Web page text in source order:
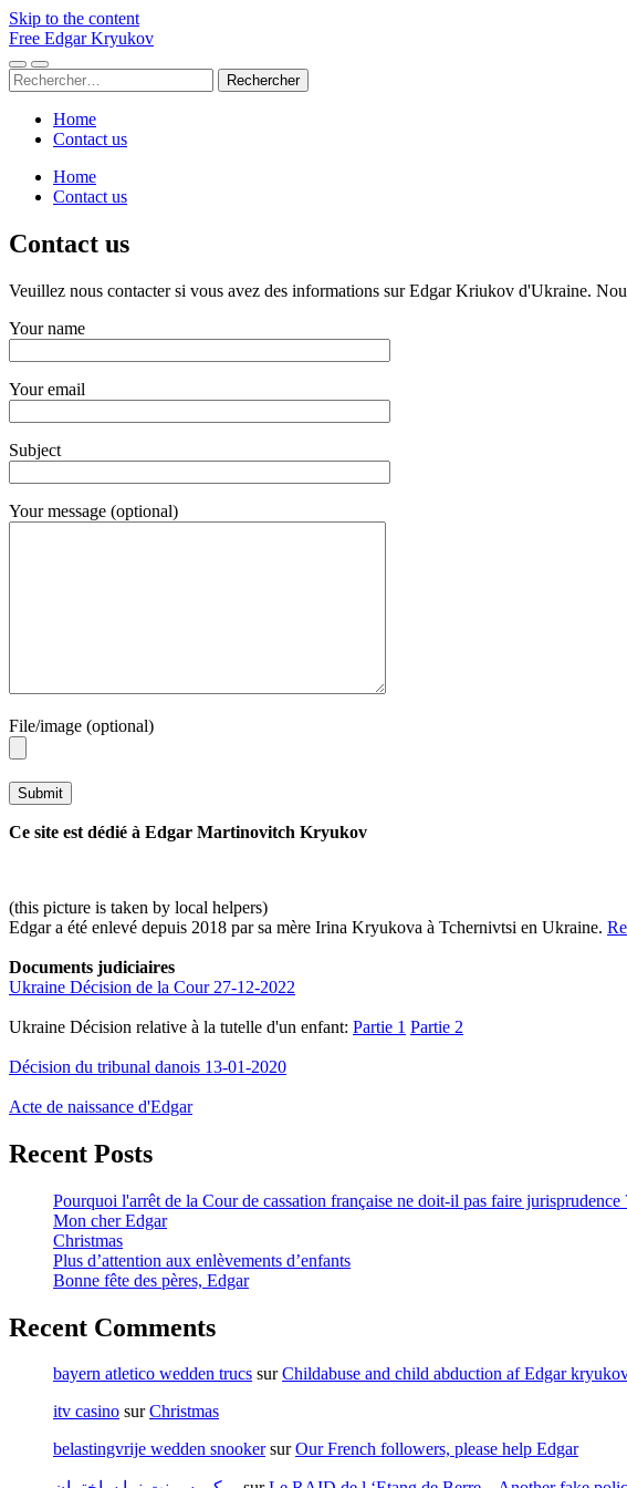
Skip to the content
Free Edgar Kryukov
Toggle
mobile
Toggle
search
Rechercher :
Home
Contact us
Home
Contact us
Contact us
Veuillez nous contacter si vous avez des informations sur Edgar Kriukov d'Ukraine.
Your name
Your email
Subject
Your message (optional)
File/image (optional)
Ce site est dédié à Edgar Martinovitch Kryukov
(this picture is taken by local helpers)
Edgar a été enlevé depuis 2018 par sa mère Irina Kryukova à Tchernivtsi en Ukraine.
Documents judiciaires
Ukraine Décision de la Cour 27-12-2022
Ukraine Décision relative à la tutelle d'un enfant: Partie 1 Partie 2
Décision du tribunal danois 13-01-2020
Acte de naissance d'Edgar
Recent Posts
Pourquoi l'arrêt de la Cour de cassation française ne doit-il pas faire jurisprudence
Mon cher Edgar
Christmas
Plus d’attention aux enlèvements d’enfants
Bonne fête des pères, Edgar
Recent Comments
bayern atletico wedden trucs surChildabuse and child abduction af Edgar
itv casino surChristmas
belastingvrije wedden snookersurOur French followers, please help Edgar